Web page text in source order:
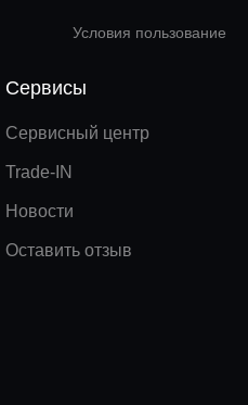
Условия пользование
Сервисы
Сервисный центр
Trade-IN
Новости
Оставить отзыв